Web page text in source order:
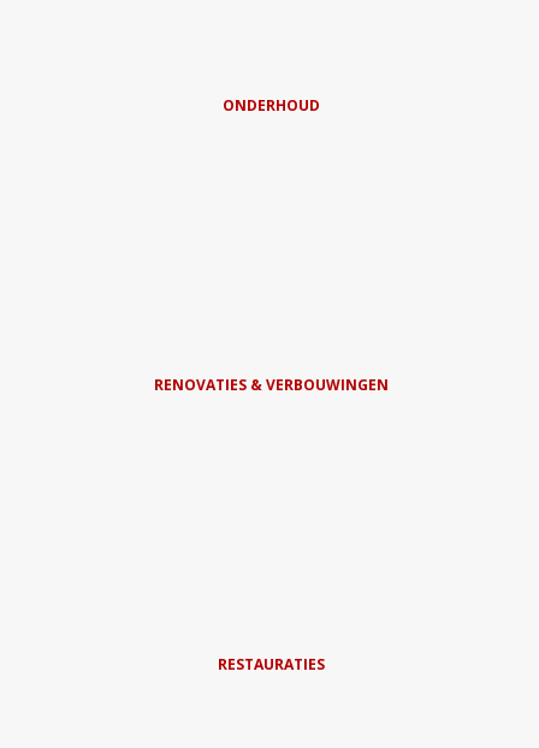
ONDERHOUD
RENOVATIES & VERBOUWINGEN
RESTAURATIES